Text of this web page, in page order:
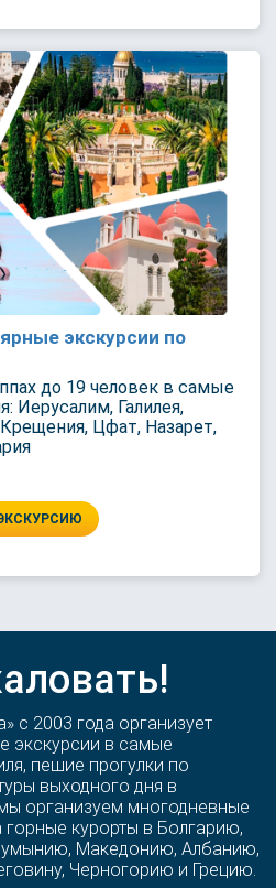
экскурсии по
до 19 человек в самые
Иерусалим, Галилея,
Цфат, Назарет,
с 2003 года организует
экскурсии в самые
пешие прогулки по
выходного дня в
организуем многодневные
горные курорты в Болгарию,
Македонию, Албанию,
Черногорию и Грецию.